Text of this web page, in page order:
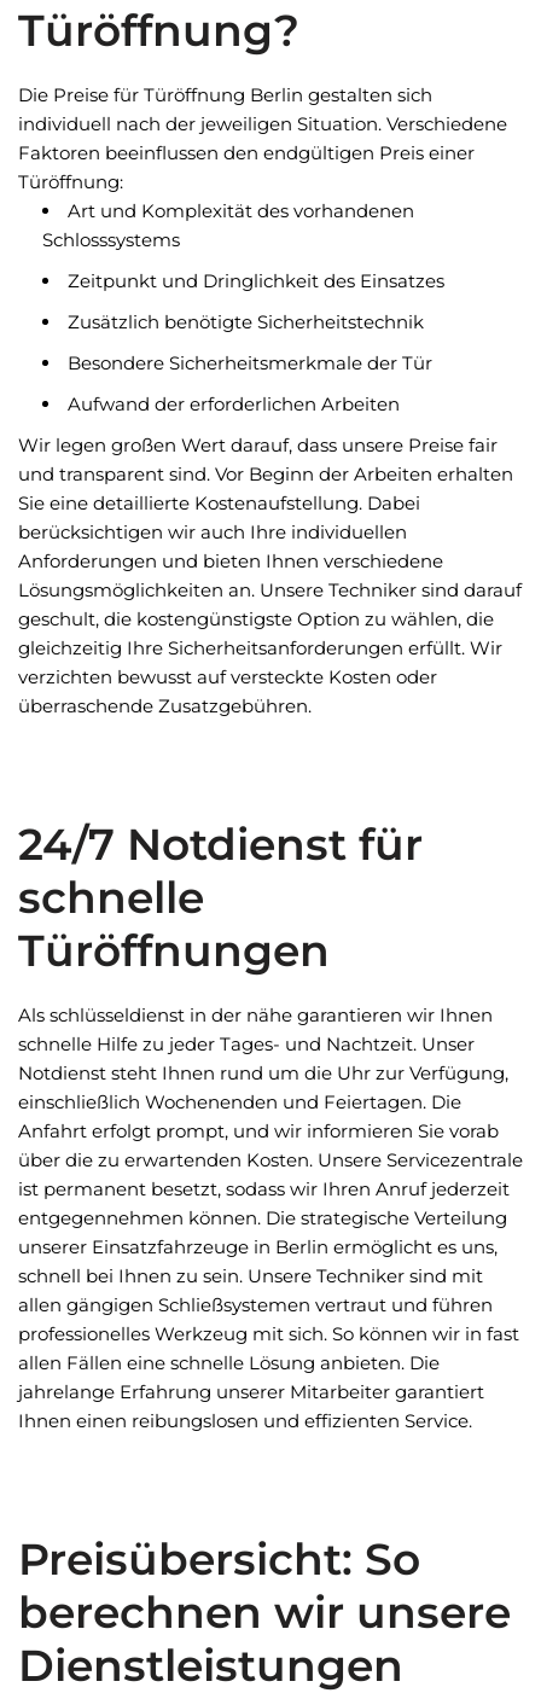
Türöffnung?
Die Preise für Türöffnung Berlin gestalten sich
individuell nach der jeweiligen Situation. Verschiedene
Faktoren beeinflussen den endgültigen Preis einer
Türöffnung:
Art und Komplexität des vorhandenen
Schlosssystems
Zeitpunkt und Dringlichkeit des Einsatzes
Zusätzlich benötigte Sicherheitstechnik
Besondere Sicherheitsmerkmale der Tür
Aufwand der erforderlichen Arbeiten
Wir legen großen Wert darauf, dass unsere Preise fair
und transparent sind. Vor Beginn der Arbeiten erhalten
Sie eine detaillierte Kostenaufstellung. Dabei
berücksichtigen wir auch Ihre individuellen
Anforderungen und bieten Ihnen verschiedene
Lösungsmöglichkeiten an. Unsere Techniker sind darauf
geschult, die kostengünstigste Option zu wählen, die
gleichzeitig Ihre Sicherheitsanforderungen erfüllt. Wir
verzichten bewusst auf versteckte Kosten oder
überraschende Zusatzgebühren.
24/7 Notdienst für
schnelle
Türöffnungen
Als schlüsseldienst in der nähe garantieren wir Ihnen
schnelle Hilfe zu jeder Tages- und Nachtzeit. Unser
Notdienst steht Ihnen rund um die Uhr zur Verfügung,
einschließlich Wochenenden und Feiertagen. Die
Anfahrt erfolgt prompt, und wir informieren Sie vorab
über die zu erwartenden Kosten. Unsere Servicezentrale
ist permanent besetzt, sodass wir Ihren Anruf jederzeit
entgegennehmen können. Die strategische Verteilung
unserer Einsatzfahrzeuge in Berlin ermöglicht es uns,
schnell bei Ihnen zu sein. Unsere Techniker sind mit
allen gängigen Schließsystemen vertraut und führen
professionelles Werkzeug mit sich. So können wir in fast
allen Fällen eine schnelle Lösung anbieten. Die
jahrelange Erfahrung unserer Mitarbeiter garantiert
Ihnen einen reibungslosen und effizienten Service.
Preisübersicht: So
berechnen wir unsere
Dienstleistungen